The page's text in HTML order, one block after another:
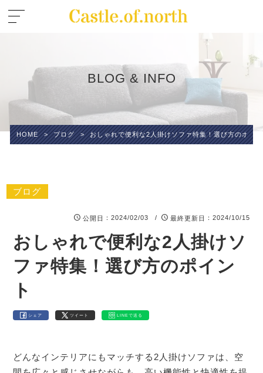
BLOG & INFO
HOME > ブログ > おしゃれで便利な2人掛けソファ特集！選び方のポイ
ブログ
公開日 ：2024/02/03 / 最終更新日 ：2024/10/15
おしゃれで便利な2人掛けソ
ファ特集！選び方のポイン
ト
シェア ツイート LINEで送る
どんなインテリアにもマッチする2人掛けソファは、空